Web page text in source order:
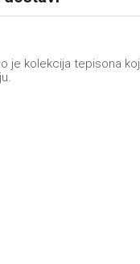
kolekcija tepisona